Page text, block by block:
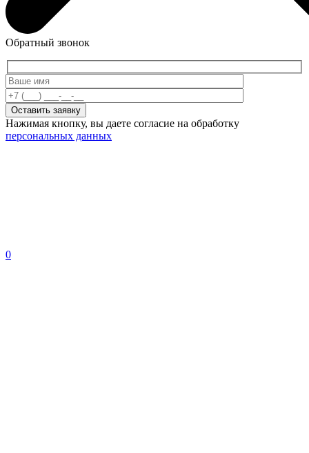
Обратный звонок
Нажимая кнопку, вы даете согласие на обработку
персональных данных
0